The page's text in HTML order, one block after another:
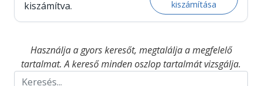
kiszámítva.
kiszámítása
Használja a gyors keresőt, megtalálja a megfelelő
tartalmat. A kereső minden oszlop tartalmát vizsgálja.